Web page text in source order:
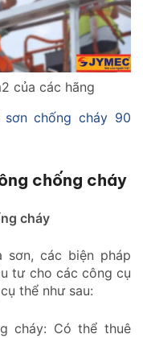
của các hãng
chống cháy 90
chống cháy
cháy
sơn, các biện pháp
tư cho các công cụ
thể như sau:
cháy: Có thể thuê